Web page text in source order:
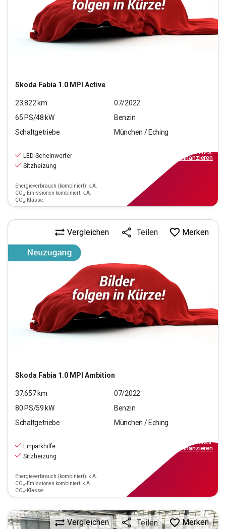
Skoda Fabia 1.0 MPI Active
23.822km
07/2022
65 PS/48 kW
Benzin
Schaltgetriebe
München / Eching
LED-Scheinwerfer
Sitzheizung
Energieverbrauch (kombiniert): k.A.
CO₂-Emissionen kombiniert: k.A.
CO₂-Klasse:
inkl.MwSt.
finanzieren
Skoda Fabia 1.0 MPI Ambition
Vergleichen Teilen Merken
37.657km
07/2022
80 PS/59 kW
Benzin
Schaltgetriebe
München / Eching
Einparkhilfe
Sitzheizung
Energieverbrauch (kombiniert): k.A.
CO₂-Emissionen kombiniert: k.A.
CO₂-Klasse:
inkl.MwSt.
finanzieren
Vergleichen Teilen Merken